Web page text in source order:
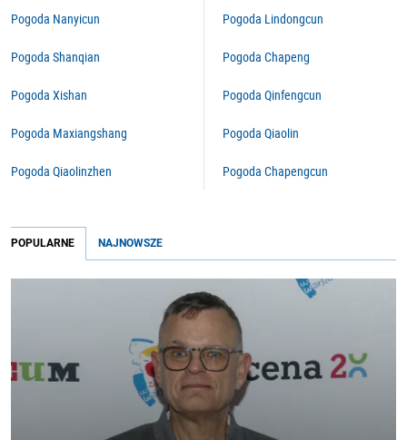
Pogoda Nanyicun
Pogoda Shanqian
Pogoda Xishan
Pogoda Maxiangshang
Pogoda Qiaolinzhen
Pogoda Lindongcun
Pogoda Chapeng
Pogoda Qinfengcun
Pogoda Qiaolin
Pogoda Chapengcun
POPULARNE NAJNOWSZE